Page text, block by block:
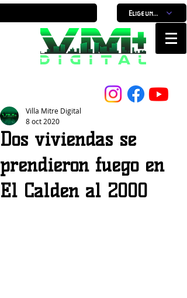
Elige un horario
Dos viviendas se
prendieron fuego en
El Calden al 2000
Villa Mitre Digital
8 oct 2020